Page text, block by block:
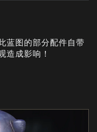
蓝图的部分配件自带
造成影响！